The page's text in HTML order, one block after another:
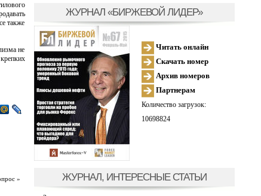
также
не
»
ЖУРНАЛ «БИРЖЕВОЙ ЛИДЕР»
Читать онлайн
Скачать номер
Архив номеров
Партнерам
Количество загрузок:
10698824
ЖУРНАЛ, ИНТЕРЕСНЫЕ СТАТЬИ